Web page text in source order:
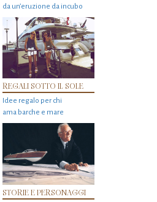
da un’eruzione da incubo
REGALI SOTTO IL SOLE
Idee regalo per chi
ama barche e mare
STORIE E PERSONAGGI